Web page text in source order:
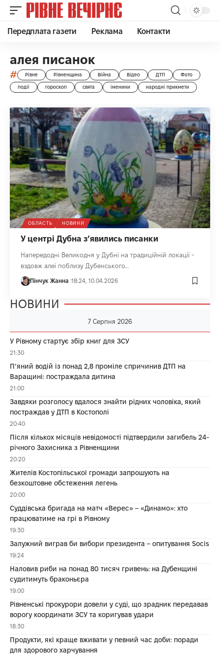
Передплата газети Реклама Контакти
алея писанок
# Рівне Рівненщина Війна Відео ДТП Фото
події гороскоп свята іменини народні прикмети
ОБЛАСТЬ НОВИНИ
У центрі Дубна з’явились писанки
Напередодні Великодня у Дубні на традиційній локації -
вздовж алеї поблизу Дубенського…
Пінчук Жанна 18:24, 10.04.2026
НОВИНИ
7 Серпня 2026
У Рівному стартує збір книг для ЗСУ
21:30
П’яний водій із понад 2,8 проміле спричинив ДТП на
Варащині: постраждала дитина
21:00
Завдяки розголосу вдалося знайти рідних чоловіка, який
постраждав у ДТП в Костополі
20:40
Після кількох місяців невідомості підтвердили загибель 24-
річного Захисника з Рівненщини
20:20
Жителів Костопільської громади запрошують на
безкоштовне обстеження легень
20:00
Суддівська бригада на матч «Верес» – «Динамо»: хто
працюватиме на грі в Рівному
19:30
Залужний виграв би вибори президента – опитування Socis
19:24
Наловив риби на понад 80 тисяч гривень: на Дубенщині
судитимуть браконьєра
19:00
Рівненські прокурори довели у суді, що зрадник передавав
ворогу координати ЗСУ та коригував удари
18:30
Продукти, які краще вживати у певний час доби: поради
для здорового харчування